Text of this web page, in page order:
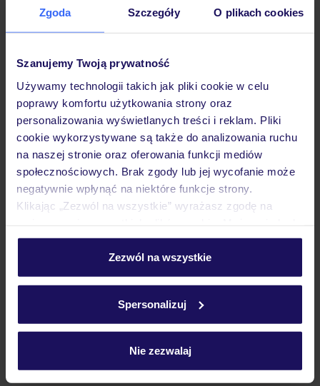
Zgoda Szczegóły O plikach cookies
Szanujemy Twoją prywatność
Używamy technologii takich jak pliki cookie w celu
poprawy komfortu użytkowania strony oraz
personalizowania wyświetlanych treści i reklam. Pliki
cookie wykorzystywane są także do analizowania ruchu
na naszej stronie oraz oferowania funkcji mediów
społecznościowych. Brak zgody lub jej wycofanie może
negatywnie wpłynąć na niektóre funkcje strony.
Klikając „Zezwól na wszystkie” wyrażasz zgodę na
personalizować swój wybór wchodząc w zakładkę
Szczegółowe informacje o plikach cookie znajdziesz
Zezwól na wszystkie
Spersonalizuj
Nie zezwalaj
Hotel
Pokoje
Wyżywienie
Atrakcje
Ważne informacje
Często zadawane pytania
Jak zmienić uczestników/osobę zgłaszającą?
Na jakiej podstawie i gdzie otrzymam karty
pokładowe/bilety lotnicze?